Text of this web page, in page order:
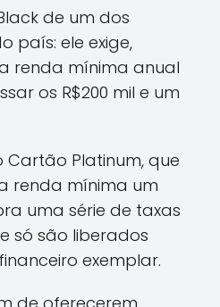
de um dos
país: ele exige,
renda mínima anual
os R$200 mil e um
Cartão Platinum, que
renda mínima um
uma série de taxas
só são liberados
exemplar.